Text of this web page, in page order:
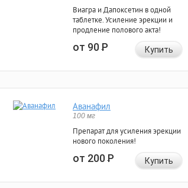
Виагра и Дапоксетин в одной
таблетке. Усиление эрекции и
продление полового акта!
от 90Р Купить
Аванафил
100 мг
Препарат для усиления эрекции
нового поколения!
от 200Р Купить